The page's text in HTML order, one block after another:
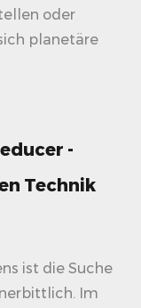
oder
planetäre
-
Technik
ist die Suche
Im